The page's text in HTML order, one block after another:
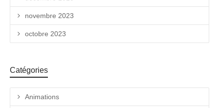
novembre 2023
octobre 2023
Catégories
Animations